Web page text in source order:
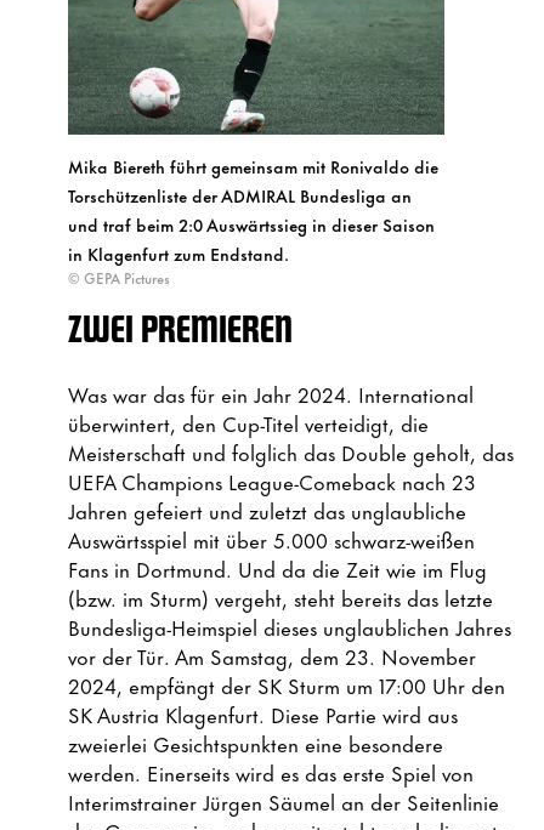
Mika Biereth führt gemeinsam mit Ronivaldo die
Torschützenliste der ADMIRAL Bundesliga an
und traf beim 2:0 Auswärtssieg in dieser Saison
in Klagenfurt zum Endstand.
© GEPA Pictures
ZWEI PREMIEREN
Was war das für ein Jahr 2024. International
überwintert, den Cup-Titel verteidigt, die
Meisterschaft und folglich das Double geholt, das
UEFA Champions League-Comeback nach 23
Jahren gefeiert und zuletzt das unglaubliche
Auswärtsspiel mit über 5.000 schwarz-weißen
Fans in Dortmund. Und da die Zeit wie im Flug
(bzw. im Sturm) vergeht, steht bereits das letzte
Bundesliga-Heimspiel dieses unglaublichen Jahres
vor der Tür. Am Samstag, dem 23. November
2024, empfängt der SK Sturm um 17:00 Uhr den
SK Austria Klagenfurt. Diese Partie wird aus
zweierlei Gesichtspunkten eine besondere
werden. Einerseits wird es das erste Spiel von
Interimstrainer Jürgen Säumel an der Seitenlinie